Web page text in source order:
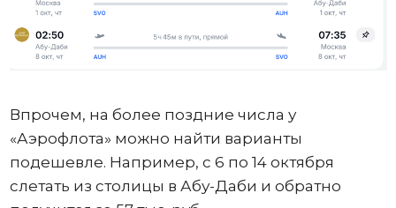
Впрочем, на более поздние числа у
«Аэрофлота» можно найти варианты
подешевле. Например, с 6 по 14 октября
слетать из столицы в Абу-Даби и обратно